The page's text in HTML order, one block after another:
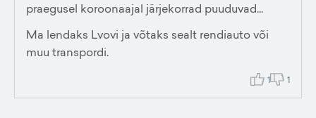
praegusel koroonaajal järjekorrad puuduvad...
Ma lendaks Lvovi ja võtaks sealt rendiauto või
muu transpordi.
1 1